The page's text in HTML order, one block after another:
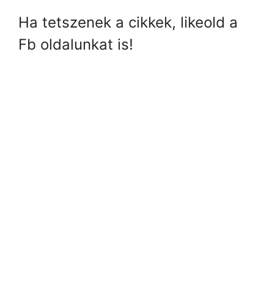
Ha tetszenek a cikkek, likeold a
Fb oldalunkat is!